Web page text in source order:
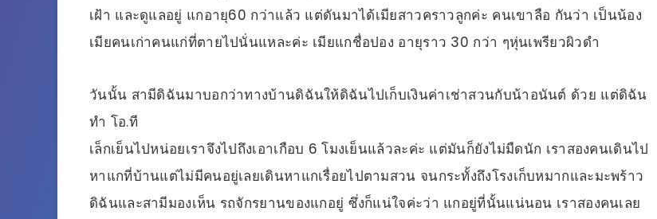
เฝ้า และดูแลอยู่ แกอายุ60 กว่าแล้ว แต่ดันมาได้เมียสาวคราวลูกค่ะ คนเขาลือ กันว่า เป็นน้อง
เมียคนเก่าคนแก่ที่ตายไปนั่นแหละค่ะ เมียแกชื่อปอง อายุราว 30 กว่า ๆหุ่นเพรียวผิวดำ
วันนั้น สามีดิฉันมาบอกว่าทางบ้านดิฉันให้ดิฉันไปเก็บเงินค่าเช่าสวนกับน้าอนันต์ ด้วย แต่ดิฉัน
ทำ โอ.ที
เล็กเย็นไปหน่อยเราจึงไปถึงเอาเกือบ 6 โมงเย็นแล้วละค่ะ แต่มันก็ยังไม่มืดนัก เราสองคนเดินไป
หาแกที่บ้านแต่ไม่มีคนอยู่เลยเดินหาแกเรื่อยไปตามสวน จนกระทั้งถึงโรงเก็บหมากและมะพร้าว
ดิฉันและสามีมองเห็น รถจักรยานของแกอยู่ ซึ่งก็แน่ใจค่ะว่า แกอยู่ที่นั้นแน่นอน เราสองคนเลย